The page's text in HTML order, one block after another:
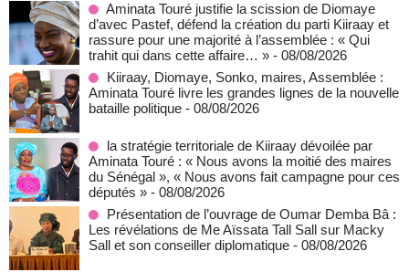
Aminata Touré justifie la scission de Diomaye
d’avec Pastef, défend la création du parti Kiiraay et
rassure pour une majorité à l’assemblée : « Qui
trahit qui dans cette affaire… » - 08/08/2026
Kiiraay, Diomaye, Sonko, maires, Assemblée :
Aminata Touré livre les grandes lignes de la nouvelle
bataille politique - 08/08/2026
la stratégie territoriale de Kiiraay dévoilée par
Aminata Touré : « Nous avons la moitié des maires
du Sénégal », « Nous avons fait campagne pour ces
députés » - 08/08/2026
Présentation de l’ouvrage de Oumar Demba Bâ :
Les révélations de Me Aïssata Tall Sall sur Macky
Sall et son conseiller diplomatique - 08/08/2026